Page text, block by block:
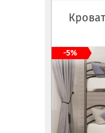
-5%